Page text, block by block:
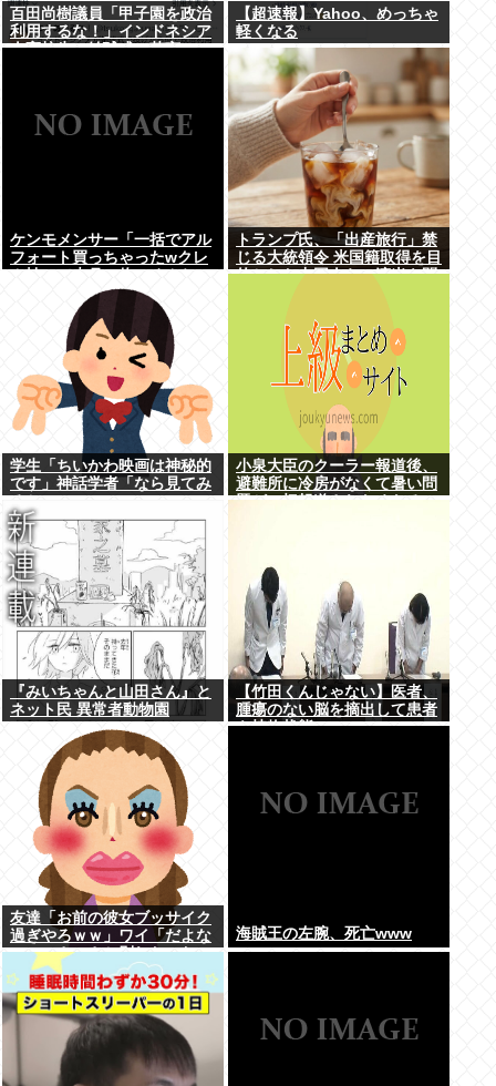
百田尚樹議員「甲子園を政治
利用するな！」インドネシア
人高校生の始球式に苦言
【超速報】Yahoo、めっちゃ
軽くなる
ケンモメンサー「一括でアル
フォート買っちゃったwクレ
ー」銀行「デビットカードな
んで即時引き落としです」
トランプ氏、「出産旅行」禁
じる大統領令 米国籍取得を目
的とした中国人らの渡米を問
学生「ちいかわ映画は神秘的
です」神話学者「なら見てみ
小泉大臣のクーラー報道後、
避難所に冷房がなくて暑い問
題が一切報道されなくなる。
『みいちゃんと山田さん』と
ネット民 異常者動物園
【竹田くんじゃない】医者、
腫瘍のない脳を摘出して患者
を植物状態に
友達「お前の彼女ブッサイク
過ぎやろｗｗ」ワイ「だよな
ｗｗｗさっさと別れたいわｗ
ｗｗ」
海賊王の左腕、死亡www